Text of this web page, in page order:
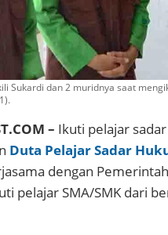
Sukardi dan 2 muridnya saat
– Ikuti pelajar
Duta Pelajar Sadar
dengan
pelajar SMA/SMK dari